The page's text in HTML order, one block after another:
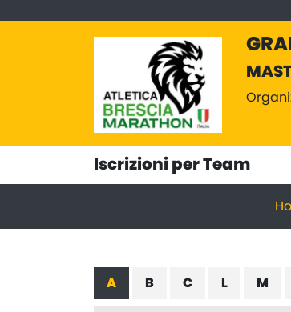
Iscrizioni per Team
A B C L M